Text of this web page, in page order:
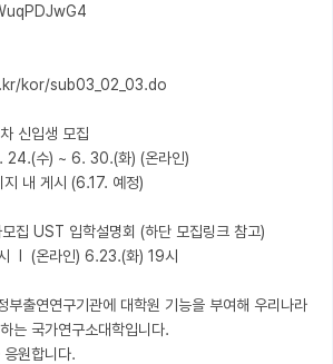
kor/sub03_02_03.do
신입생 모집
수) ~ 6. 30.(화) (온라인)
내 게시 (6.17. 예정)
집 UST 입학설명회 (하단 모집링크 참고)
l  (온라인) 6.23.(화) 19시
출연연구기관에 대학원 기능을 부여해 우리나라
는 국가연구소대학입니다.
원합니다.